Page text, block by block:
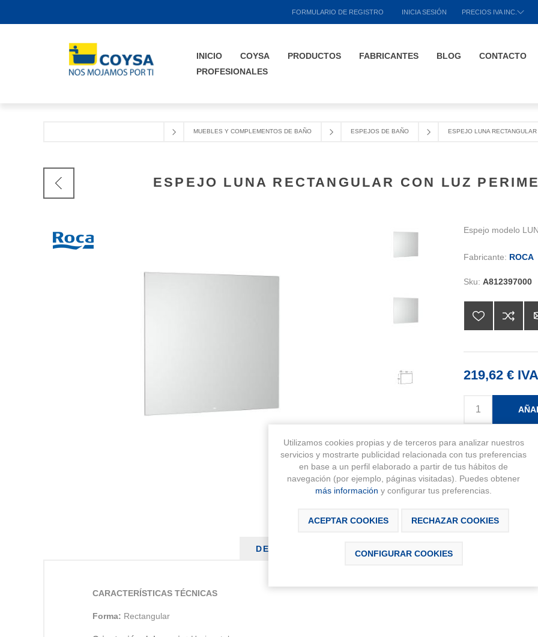
FORMULARIO DE REGISTRO INICIA SESIÓN PRECIOS IVA INC.
INICIO COYSA PRODUCTOS FABRICANTES BLOG
CONTACTO
PROFESIONALES
MUEBLES Y COMPLEMENTOS DE BAÑO ESPEJOS DE BAÑO ESPEJO LUNA
ESPEJO LUNA RECTANGULAR CON LUZ
Espejo modelo
Fabricante: ROCA
Sku: A812397000
219,62 €
Disponibilidad:
Últimas
DESCRIPCIÓN DESCARGABLES
CARACTERÍSTICAS TÉCNICAS
Forma: Rectangular
Utilizamos cookies propias y de terceros para analizar nuestros
servicios y mostrarte publicidad relacionada con tus preferencias
en base a un perfil elaborado a partir de tus hábitos de
navegación (por ejemplo, páginas visitadas). Puedes obtener
más información y configurar tus preferencias.
ACEPTAR COOKIES RECHAZAR COOKIES
CONFIGURAR COOKIES